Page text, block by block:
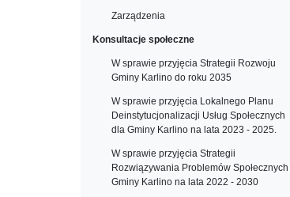
Zarządzenia
Konsultacje społeczne
W sprawie przyjęcia Strategii Rozwoju
Gminy Karlino do roku 2035
W sprawie przyjęcia Lokalnego Planu
Deinstytucjonalizacji Usług Społecznych
dla Gminy Karlino na lata 2023 - 2025.
W sprawie przyjęcia Strategii
Rozwiązywania Problemów Społecznych
Gminy Karlino na lata 2022 - 2030